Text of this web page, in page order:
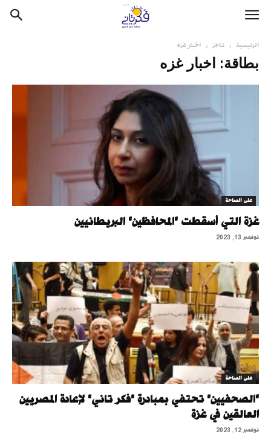
الرئيسية تاجز اخبار غزه
بطاقة: اخبار غزه
على الساحة
غزة التي أسقطت "المحافظين" البريطانيين
نوفمبر 13, 2023
على الساحة
"الصحفيين" تحتفي بمبادرة "فكر تاني" لإعادة المصريين
العالقين في غزة
نوفمبر 12, 2023